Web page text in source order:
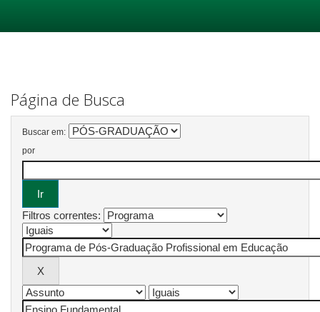
Página de Busca
Buscar em:
por
Filtros correntes: